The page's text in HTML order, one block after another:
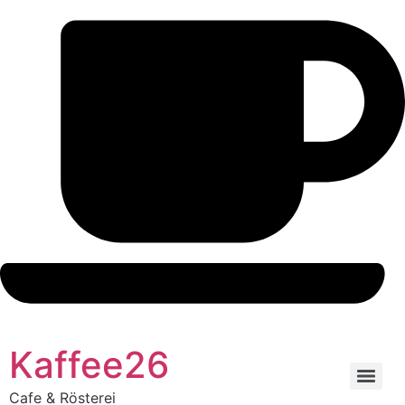
Kaffee26
Cafe & Rösterei